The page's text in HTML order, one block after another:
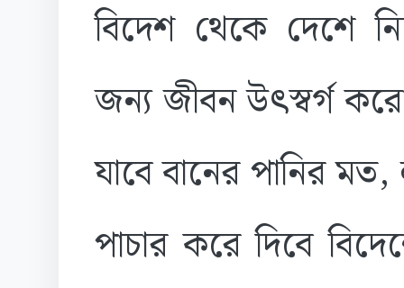
বিদেশ থেকে দেশে
জন্য জীবন উৎস্বর্গ
যাবে বানের পানির মত,
পাচার করে দিবে